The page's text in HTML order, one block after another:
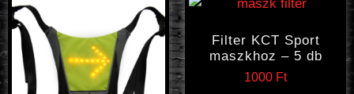
Filter KCT Sport
maszkhoz – 5 db
1000 Ft